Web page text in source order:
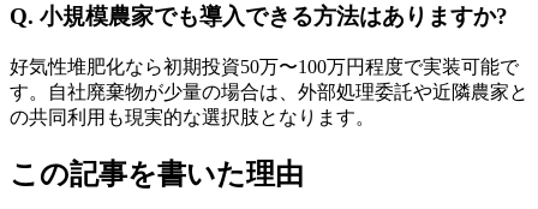
Q. 小規模農家でも導入できる方法はありますか?
好気性堆肥化なら初期投資50万〜100万円程度で実装可能で
す。自社廃棄物が少量の場合は、外部処理委託や近隣農家と
の共同利用も現実的な選択肢となります。
この記事を書いた理由